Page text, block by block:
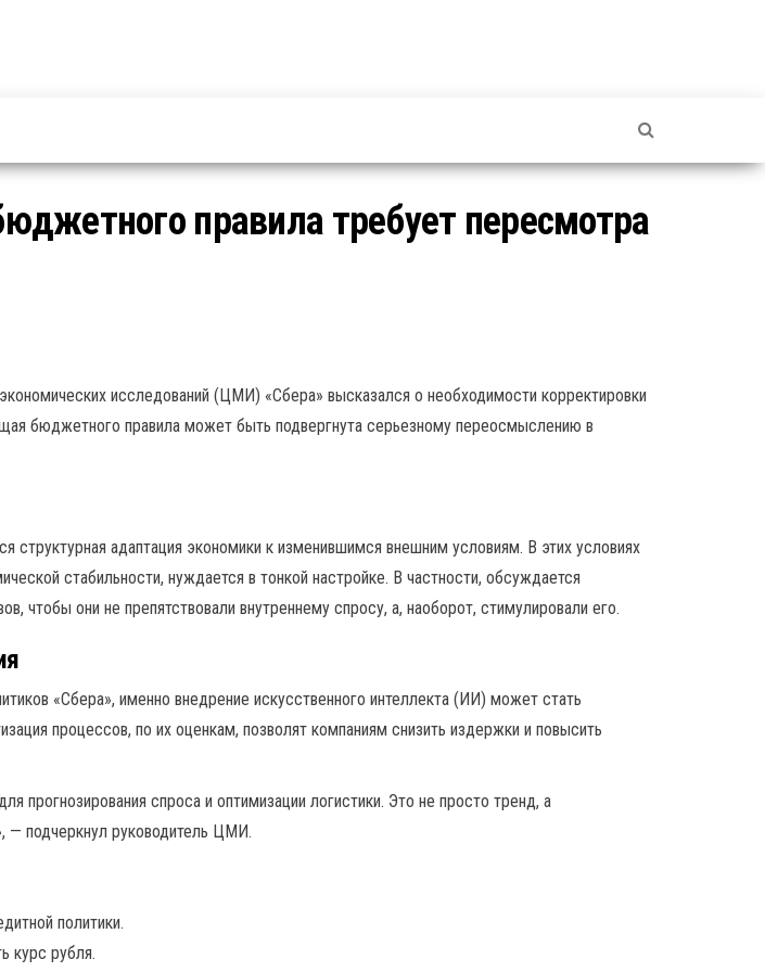
правила требует пересмотра
исследований (ЦМИ) «Сбера» высказался о необходимости корректировки
бюджетного правила может быть подвергнута серьезному переосмыслению в
структурная адаптация экономики к изменившимся внешним условиям. В этих условиях
стабильности, нуждается в тонкой настройке. В частности, обсуждается
чтобы они не препятствовали внутреннему спросу, а, наоборот, стимулировали его.
«Сбера», именно внедрение искусственного интеллекта (ИИ) может стать
процессов, по их оценкам, позволят компаниям снизить издержки и повысить
прогнозирования спроса и оптимизации логистики. Это не просто тренд, а
— подчеркнул руководитель ЦМИ.
политики.
курс рубля.